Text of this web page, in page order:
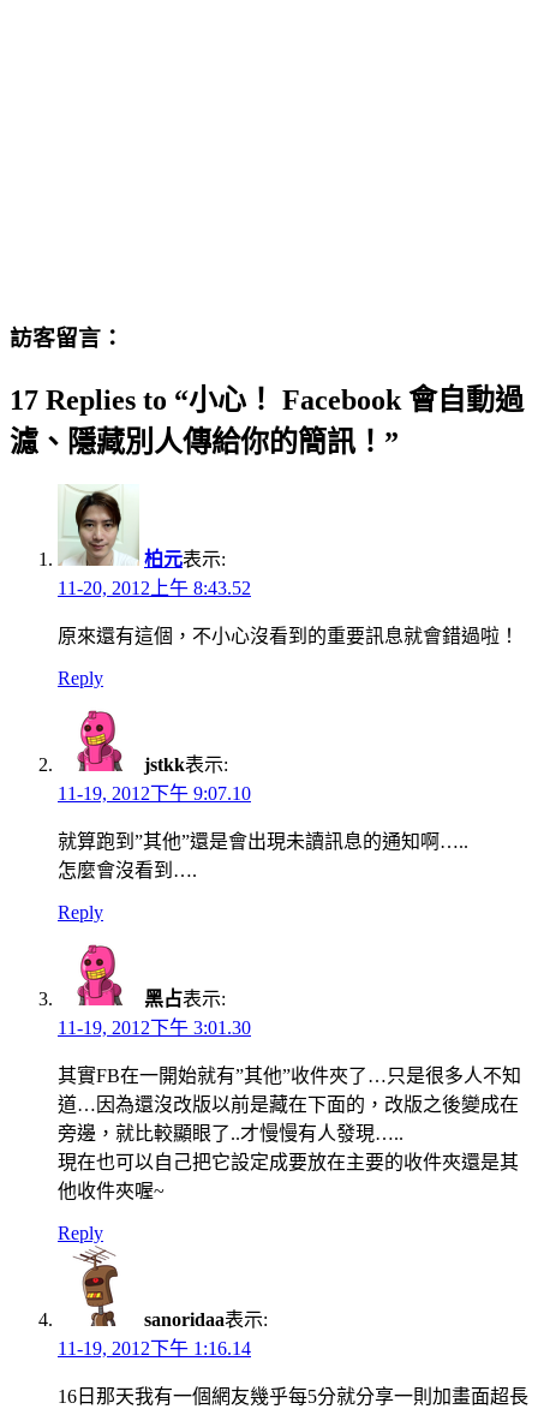
訪客留言：
17 Replies to “小心！ Facebook 會自動過
濾、隱藏別人傳給你的簡訊！”
柏元表示:
11-20, 2012上午 8:43.52
原來還有這個，不小心沒看到的重要訊息就會錯過啦！
Reply
jstkk表示:
11-19, 2012下午 9:07.10
就算跑到”其他”還是會出現未讀訊息的通知啊…..
怎麼會沒看到….
Reply
黑占表示:
11-19, 2012下午 3:01.30
其實FB在一開始就有”其他”收件夾了…只是很多人不知
道…因為還沒改版以前是藏在下面的，改版之後變成在
旁邊，就比較顯眼了..才慢慢有人發現…..
現在也可以自己把它設定成要放在主要的收件夾還是其
他收件夾喔~
Reply
sanoridaa表示:
11-19, 2012下午 1:16.14
16日那天我有一個網友幾乎每5分就分享一則加畫面超長